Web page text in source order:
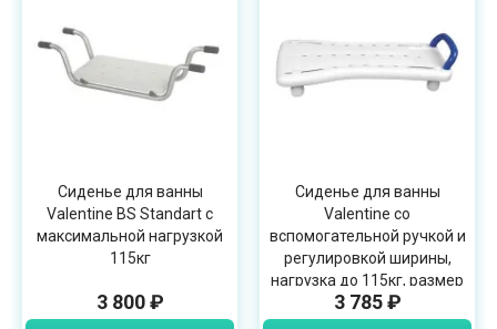
Сиденье для ванны
Valentine BS Standart с
максимальной нагрузкой
115кг
3 800 ₽
Сиденье для ванны
Valentine со
вспомогательной ручкой и
регулировкой ширины,
нагрузка до 115кг, размер
75х26см, 10440
3 785 ₽